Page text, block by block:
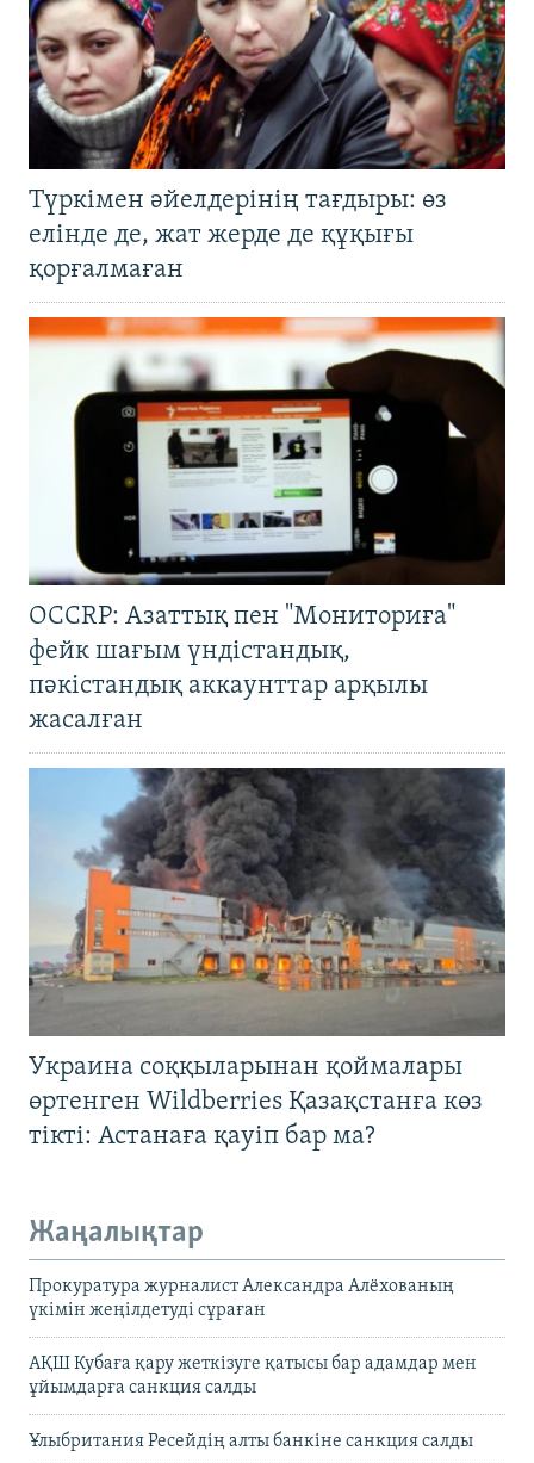
Түркімен әйелдерінің тағдыры: өз
елінде де, жат жерде де құқығы
қорғалмаған
OCCRP: Азаттық пен "Мониториға"
фейк шағым үндістандық,
пәкістандық аккаунттар арқылы
жасалған
Украина соққыларынан қоймалары
өртенген Wildberries Қазақстанға көз
тікті: Астанаға қауіп бар ма?
Жаңалықтар
Прокуратура журналист Александра Алёхованың
үкімін жеңілдетуді сұраған
АҚШ Кубаға қару жеткізуге қатысы бар адамдар мен
ұйымдарға санкция салды
Ұлыбритания Ресейдің алты банкіне санкция салды